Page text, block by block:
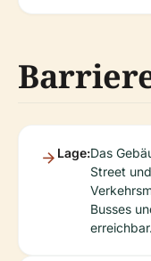
Lage:Das
Street
Busses
erreichbar.